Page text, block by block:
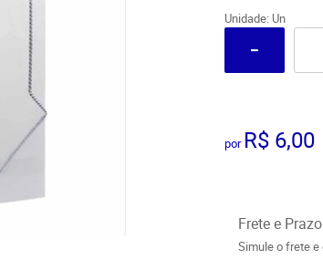
Unidade: Un
por R$ 6,00
Frete e Prazo
Simule o frete e